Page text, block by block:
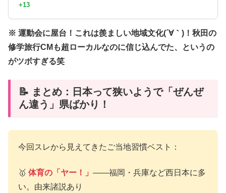
+13
※ 運動会に屋台！これは羨ましい地域文化(´∀｀)！秋田の
修学旅行CMも超ローカルなのに信じ込んでた、というの
がツボすぎる笑
📝 まとめ：日本って狭いようで「ぜんぜ
ん違う」県ばかり！
今回スレから見えてきたご当地習慣ベスト：
🥇 体育の「ヤー！」 ——福岡・兵庫など西日本に多
い。由来諸説あり